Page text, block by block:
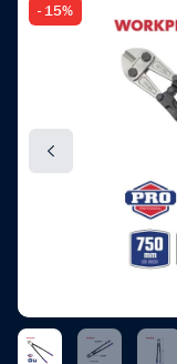
- 15%